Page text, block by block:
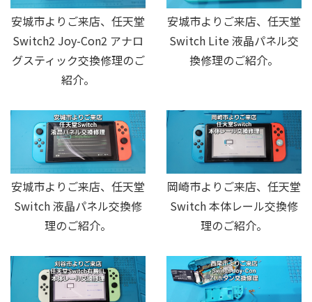
安城市よりご来店、任天堂
Switch2 Joy-Con2 アナロ
グスティック交換修理のご
紹介。
安城市よりご来店、任天堂
Switch Lite 液晶パネル交
換修理のご紹介。
安城市よりご来店、任天堂
Switch 液晶パネル交換修
理のご紹介。
岡崎市よりご来店、任天堂
Switch 本体レール交換修
理のご紹介。